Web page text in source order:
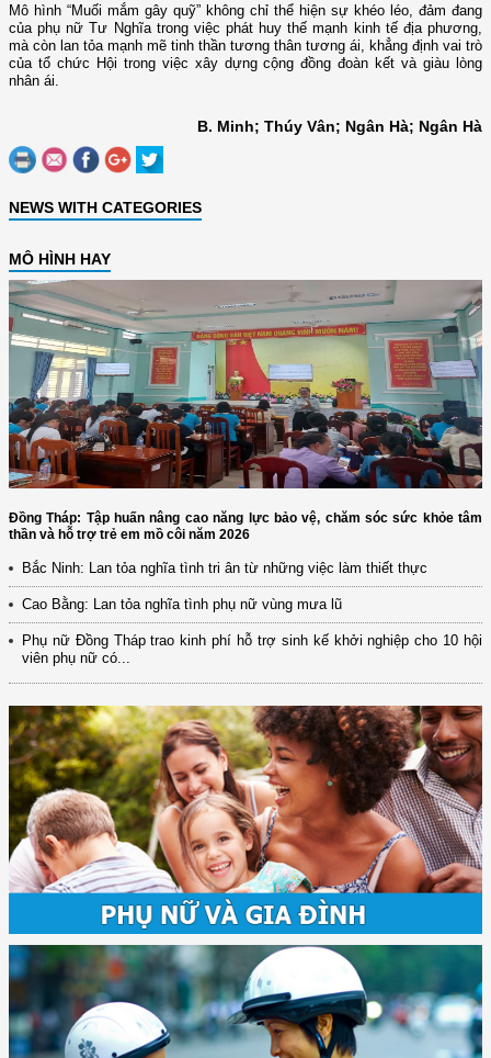
Mô hình “Muối mắm gây quỹ” không chỉ thể hiện sự khéo léo, đảm đang
của phụ nữ Tư Nghĩa trong việc phát huy thế mạnh kinh tế địa phương,
mà còn lan tỏa mạnh mẽ tinh thần tương thân tương ái, khẳng định vai trò
của tổ chức Hội trong việc xây dựng cộng đồng đoàn kết và giàu lòng
nhân ái.
B. Minh; Thúy Vân; Ngân Hà; Ngân Hà
NEWS WITH CATEGORIES
MÔ HÌNH HAY
Đồng Tháp: Tập huấn nâng cao năng lực bảo vệ, chăm sóc sức khỏe tâm
thần và hỗ trợ trẻ em mồ côi năm 2026
Bắc Ninh: Lan tỏa nghĩa tình tri ân từ những việc làm thiết thực
Cao Bằng: Lan tỏa nghĩa tình phụ nữ vùng mưa lũ
Phụ nữ Đồng Tháp trao kinh phí hỗ trợ sinh kế khởi nghiệp cho 10 hội
viên phụ nữ có...